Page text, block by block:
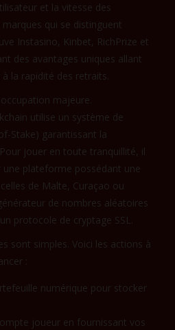
et la vitesse des
qui se distinguent
Instasino, Kinbet, RichPrize et
des avantages uniques allant
la rapidité des retraits.
majeure.
utilise un système de
Stake) garantissant la
jouer en toute tranquillité, il
plateforme possédant une
de Malte, Curaçao ou
de nombres aléatoires
protocole de cryptage SSL.
sont simples. Voici les actions à
:
numérique pour stocker
joueur en fournissant vos